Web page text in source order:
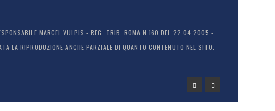
MARCEL VULPIS - REG. TRIB. ROMA N.160 DEL 22.04.2005 -
RIPRODUZIONE ANCHE PARZIALE DI QUANTO CONTENUTO NEL SITO.